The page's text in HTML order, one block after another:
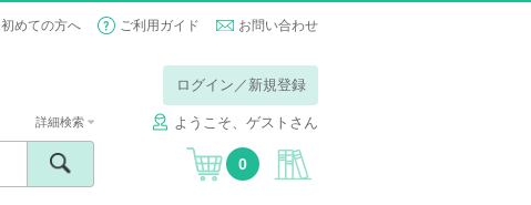
初めての方へ ご利用ガイド お問い合わせ
ログイン／新規登録
ようこそ、ゲストさん
詳細検索
0